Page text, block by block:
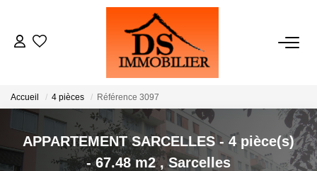
ACHATS
LOCATIONS
ESTIMATION
Accueil 4 pièces Référence 3097
APPARTEMENT SARCELLES - 4 pièce(s)
- 67.48 m2,Sarcelles